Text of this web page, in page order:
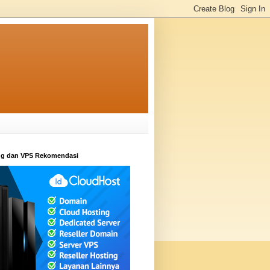
dan VPS Rekomendasi